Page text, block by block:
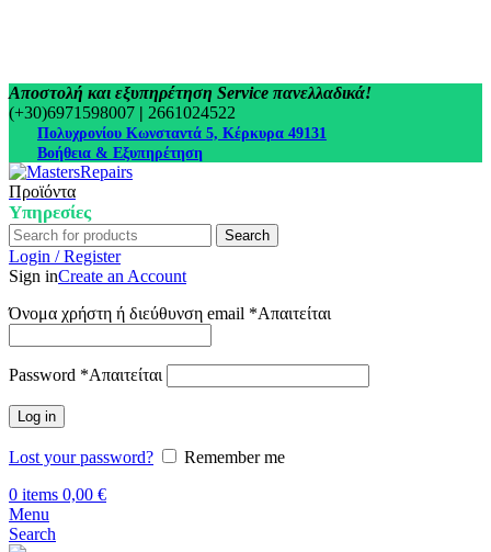
Αποστολή και εξυπηρέτηση Service πανελλαδικά!
(+30)6971598007 | 2661024522
Πολυχρονίου Κωνσταντά 5, Κέρκυρα 49131
Βοήθεια & Εξυπηρέτηση
Προϊόντα
Υπηρεσίες
Search
Login / Register
Sign inCreate an Account
Όνομα χρήστη ή διεύθυνση email *Απαιτείται
Password *Απαιτείται
Log in
Lost your password?
Remember me
0 items 0,00 €
Menu
Search